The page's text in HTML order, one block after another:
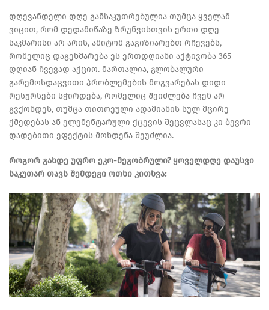
დღევანდელი დღე განსაკუთრებულია თუმცა ყველამ
ვიცით, რომ დედამიწაზე ზრუნვისთვის ერთი დღე
საკმარისი არ არის, ამიტომ გაგიზიარებთ რჩევებს,
რომელიც დაგეხმარება ეს ერთდღიანი აქტივობა 365
დღიან ჩვევად აქციო. მართალია, გლობალური
გარემოსდაცვითი პრობლემების მოგვარებას დიდი
რესურსები სჭირდება, რომელიც შეიძლება ჩვენ არ
გვქონდეს, თუმცა თითოეული ადამიანის სულ მცირე
ქმედებას ან ელემენტარული ქცევის შეცვლასაც კი ბევრი
დადებითი ეფექტის მოხდენა შეუძლია.
როგორ გახდე უფრო ეკო-მეგობრული? ყოველდღე დაუსვი
საკუთარ თავს შემდეგი ოთხი კითხვა: